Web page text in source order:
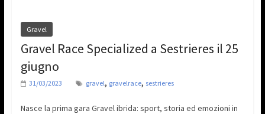
Gravel
Gravel Race Specialized a Sestrieres il 25
giugno
31/03/2023 gravel, gravelrace, sestrieres
Nasce la prima gara Gravel ibrida: sport, storia ed emozioni in